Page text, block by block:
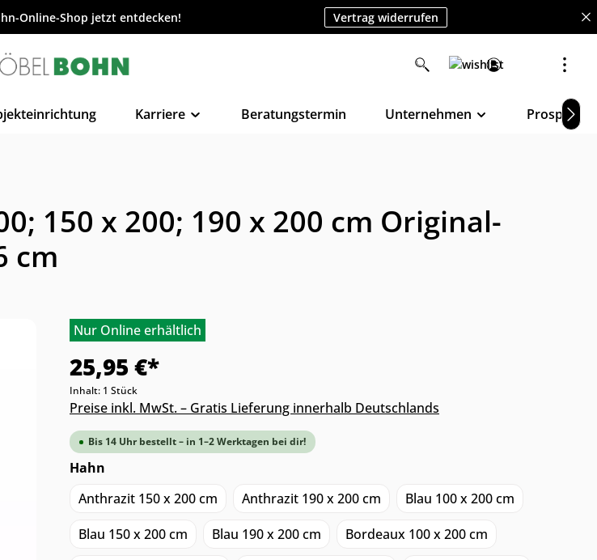
Online-Shop jetzt entdecken! Vertrag widerrufen
Karriere Beratungstermin Unternehmen Prospekte
150 x 200; 190 x 200 cm Original-
cm
Nur Online erhältlich
25,95 €*
Inhalt: 1 Stück
Preise inkl. MwSt. – Gratis Lieferung innerhalb Deutschlands
Bis 14 Uhr bestellt – in 1–2 Werktagen bei dir!
Hahn
Anthrazit 150 x 200 cm
Anthrazit 190 x 200 cm
Blau 100 x 200 cm
Blau 150 x 200 cm
Blau 190 x 200 cm
Bordeaux 100 x 200 cm